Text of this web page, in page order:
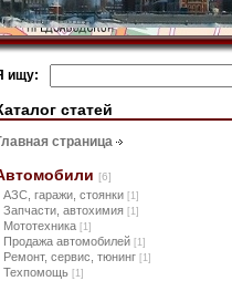
ищу:
статей
страница
[6]
АЗС, гаражи, стоянки [1]
Запчасти, автохимия [1]
Мототехника [1]
Продажа автомобилей [1]
Ремонт, сервис, тюнинг [1]
Техпомощь [1]